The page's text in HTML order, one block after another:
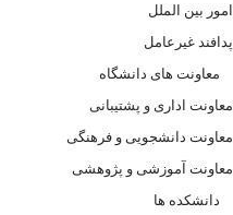
امور بین الملل
پدافند غیرعامل
معاونت های دانشگاه
معاونت اداری و پشتیبانی
معاونت دانشجویی و فرهنگی
معاونت آموزشی و پژوهشی
دانشکده ها